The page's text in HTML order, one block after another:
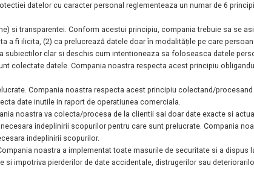
datelor cu caracter personal reglementeaza un numar de 6
si transparentei. Conform acestui principiu, companiatrebuie sa se
a fi ilicita, (2) ca prelucrează datele doar în modalitățile pe care
subiectilor clar si deschis cum intentioneaza sa foloseasca datele
colectate datele. Compania noastra respecta acest principiu
Compania noastra respecta acest principiu colectand/procesand
date inutile in raport de operatiunea comerciala.
noastra va colecta/procesa de la clientii sai doar date exacte si
indeplinirii scopurilor pentru care sunt prelucrate. Compania
indeplinirii scopurilor.
noastra a implementat toate masurile de securitate si a dispus
si impotriva pierderilor de date accidentale, distrugerilor sau